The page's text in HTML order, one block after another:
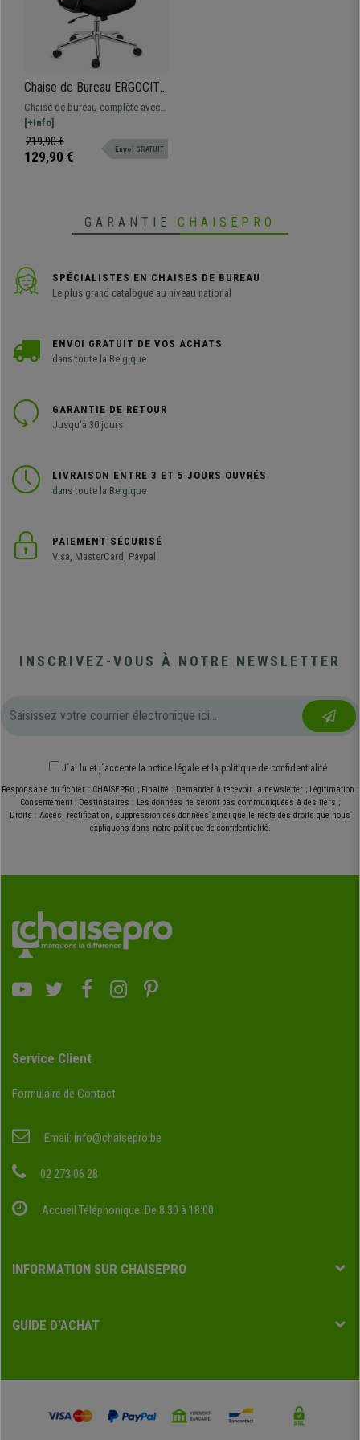
Chaise de Bureau ERGOCITY,
Support Lombaire, Dossier
Basculant, Orange
Chaise de bureau complète avec
support lombaire, très
confortable. Robuste et
résistante, avec une base en
métal.
[+Info]
219,90 €
129,90 € Envoi GRATUIT
GARANTIE CHAISEPRO
SPÉCIALISTES EN CHAISES DE BUREAU
Le plus grand catalogue au niveau national
ENVOI GRATUIT DE VOS ACHATS
dans toute la Belgique
GARANTIE DE RETOUR
Jusqu'à 30 jours
LIVRAISON ENTRE 3 ET 5 JOURS OUVRÉS
dans toute la Belgique
PAIEMENT SÉCURISÉ
Visa, MasterCard, Paypal
INSCRIVEZ-VOUS À NOTRE NEWSLETTER
J´ai lu et j´accepte la notice légale et la politique de confidentialité
Responsable du fichier : CHAISEPRO ; Finalité : Demander à recevoir la newsletter ; Légitimation :
Consentement ; Destinataires : Les données ne seront pas communiquées à des tiers ;
Droits : Accès, rectification, suppression des données ainsi que le reste des droits que nous
expliquons dans notre politique de confidentialité.
Service Client
Formulaire de Contact
Email: info@chaisepro.be
02 273 06 28
Accueil Téléphonique: De 8:30 à 18:00
INFORMATION SUR CHAISEPRO
GUIDE D'ACHAT